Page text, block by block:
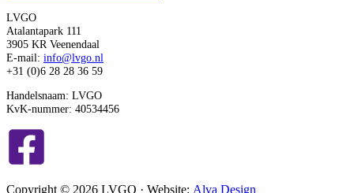
LVGO
Atalantapark 111
3905 KR Veenendaal
E-mail: info@lvgo.nl
+31 (0)6 28 28 36 59
Handelsnaam: LVGO
KvK-nummer: 40534456
Copyright © 2026 LVGO · Website: Alva Design